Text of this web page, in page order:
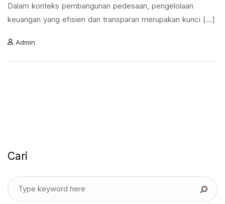
Dalam konteks pembangunan pedesaan, pengelolaan
keuangan yang efisien dan transparan merupakan kunci [...]
Admin
Cari